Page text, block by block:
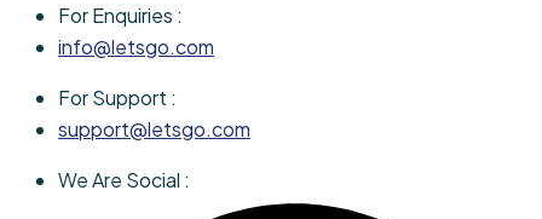
For Enquiries :
info@letsgo.com
For Support :
support@letsgo.com
We Are Social :